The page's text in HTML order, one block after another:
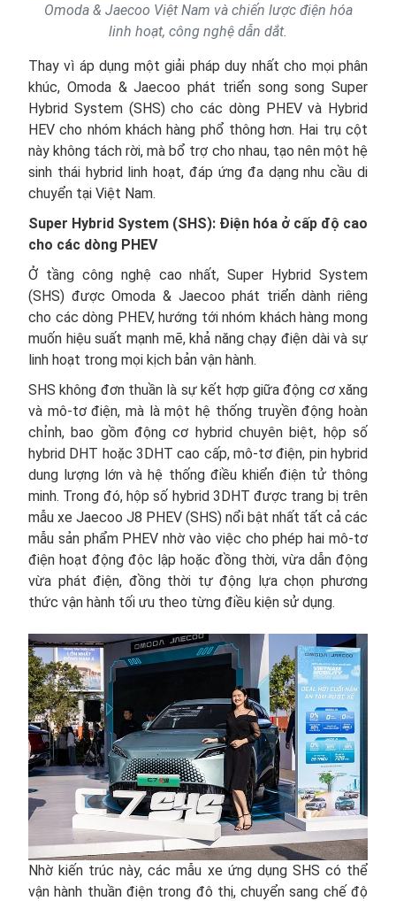
Omoda & Jaecoo Việt Nam và chiến lược điện hóa
linh hoạt, công nghệ dẫn dắt.
Thay vì áp dụng một giải pháp duy nhất cho mọi phân
khúc, Omoda & Jaecoo phát triển song song Super
Hybrid System (SHS) cho các dòng PHEV và Hybrid
HEV cho nhóm khách hàng phổ thông hơn. Hai trụ cột
này không tách rời, mà bổ trợ cho nhau, tạo nên một hệ
sinh thái hybrid linh hoạt, đáp ứng đa dạng nhu cầu di
chuyển tại Việt Nam.
Super Hybrid System (SHS): Điện hóa ở cấp độ cao
cho các dòng PHEV
Ở tầng công nghệ cao nhất, Super Hybrid System
(SHS) được Omoda & Jaecoo phát triển dành riêng
cho các dòng PHEV, hướng tới nhóm khách hàng mong
muốn hiệu suất mạnh mẽ, khả năng chạy điện dài và sự
linh hoạt trong mọi kịch bản vận hành.
SHS không đơn thuần là sự kết hợp giữa động cơ xăng
và mô-tơ điện, mà là một hệ thống truyền động hoàn
chỉnh, bao gồm động cơ hybrid chuyên biệt, hộp số
hybrid DHT hoặc 3DHT cao cấp, mô-tơ điện, pin hybrid
dung lượng lớn và hệ thống điều khiển điện tử thông
minh. Trong đó, hộp số hybrid 3DHT được trang bị trên
mẫu xe Jaecoo J8 PHEV (SHS) nổi bật nhất tất cả các
mẫu sản phẩm PHEV nhờ vào việc cho phép hai mô-tơ
điện hoạt động độc lập hoặc đồng thời, vừa dẫn động
vừa phát điện, đồng thời tự động lựa chọn phương
thức vận hành tối ưu theo từng điều kiện sử dụng.
Nhờ kiến trúc này, các mẫu xe ứng dụng SHS có thể
vận hành thuần điện trong đô thị, chuyển sang chế độ